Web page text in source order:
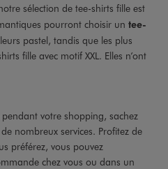
sélection de tee-shirts fille est
pourront choisir un tee-
pastel, tandis que les plus
fille avec motif XXL. Elles n’ont
votre shopping, sachez
nombreux services. Profitez de
préférez, vous pouvez
chez vous ou dans un